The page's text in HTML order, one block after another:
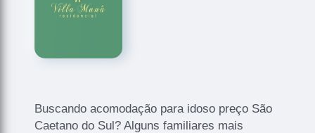
Buscando acomodação para idoso preço São
Caetano do Sul? Alguns familiares mais